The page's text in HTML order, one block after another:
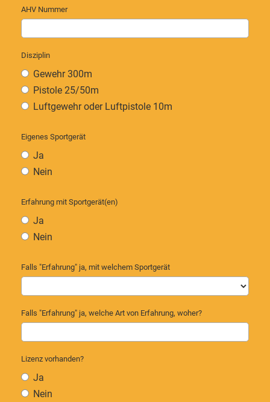
AHV Nummer
Disziplin
Gewehr 300m
Pistole 25/50m
Luftgewehr oder Luftpistole 10m
Eigenes Sportgerät
Ja
Nein
Erfahrung mit Sportgerät(en)
Ja
Nein
Falls "Erfahrung" ja, mit welchem Sportgerät
Falls "Erfahrung" ja, welche Art von Erfahrung, woher?
Lizenz vorhanden?
Ja
Nein